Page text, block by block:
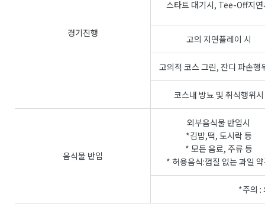
경기진행
스타트 대기시, Tee-Off지연
고의 지연플레이 시
고의적 코스 그린, 잔디 파손행
코스내 방뇨 및 취식행위시
음식물 반입
외부음식물 반입시
*김밥,떡, 도시락 등
* 모든 음료, 주류 등
* 허용음식:껍질 없는 과일
*주의 :